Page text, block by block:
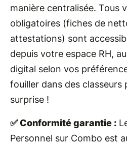
manière centralisée. Tous
obligatoires (fiches de
attestations) sont
depuis votre espace RH,
digital selon vos
fouiller dans des
surprise !
✅ Conformité garantie :
Personnel sur Combo est